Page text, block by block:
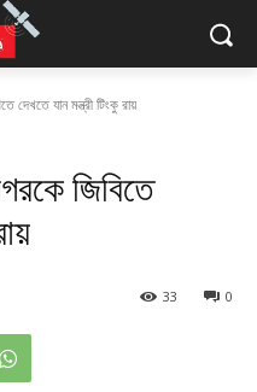
দেখতে যান মন্ত্রী টিংকু রায়
জিবিতে
0
33